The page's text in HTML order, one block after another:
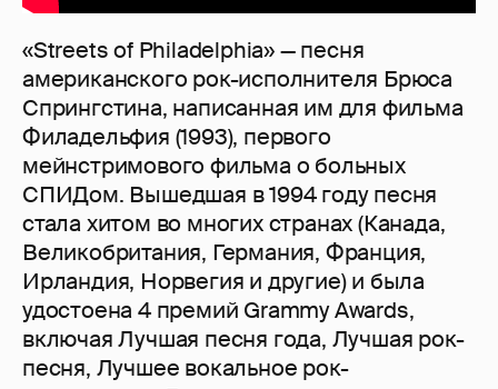
«Streets of Philadelphia» — песня
американского рок-исполнителя Брюса
Спрингстина, написанная им для фильма
Филадельфия (1993), первого
мейнстримового фильма о больных
СПИДом. Вышедшая в 1994 году песня
стала хитом во многих странах (Канада,
Великобритания, Германия, Франция,
Ирландия, Норвегия и другие) и была
удостоена 4 премий Grammy Awards,
включая Лучшая песня года, Лучшая рок-
песня, Лучшее вокальное рок-